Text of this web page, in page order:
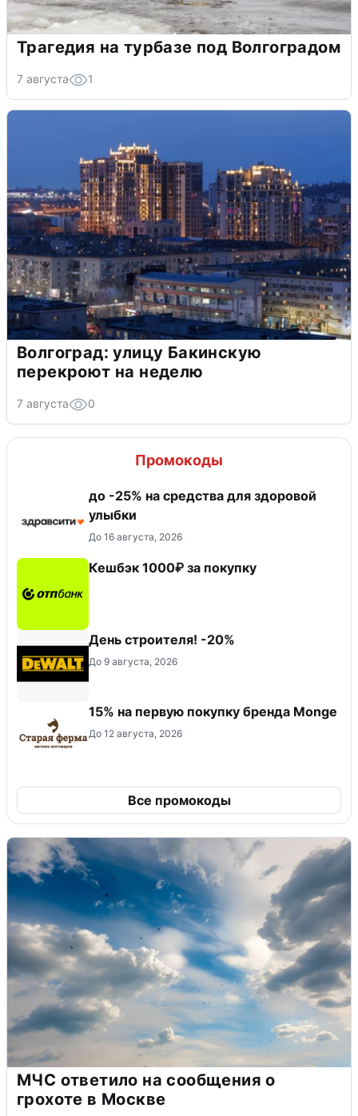
Трагедия на турбазе под Волгоградом
7 августа 1
Волгоград: улицу Бакинскую
перекроют на неделю
7 августа 0
Промокоды
до -25% на средства для здоровой
улыбки
До 16 августа, 2026
Кешбэк 1000₽ за покупку
День строителя! -20%
До 9 августа, 2026
15% на первую покупку бренда Monge
До 12 августа, 2026
Все промокоды
МЧС ответило на сообщения о
грохоте в Москве